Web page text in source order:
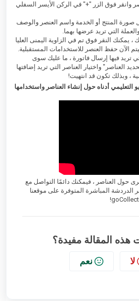
وانقر فوق الزر "+" في الركن الأيسر السفلي
صورة المنتج أو الخدمة واسم العنصر والوصف
التي تريد عرضها بهما.
، يمكنك النقر فوق تم في الزاوية اليمنى العليا
الآن حفظ العنصر للاستخدامات المستقبلية.
تريد فيها إرسال فاتورة ، ما عليك سوى
العناصر" واختيار العناصر التي تريد إضافتها
، وبذلك تكون قد انتهيت!
التعليمي أدناه حول إنشاء العناصر واستخدامها
حول العناصر ، فيمكنك دائمًا التواصل مع
الدردشة المباشرة المتوفرة على موقعنا
هذه المقالة مفيدة؟
لا نعم